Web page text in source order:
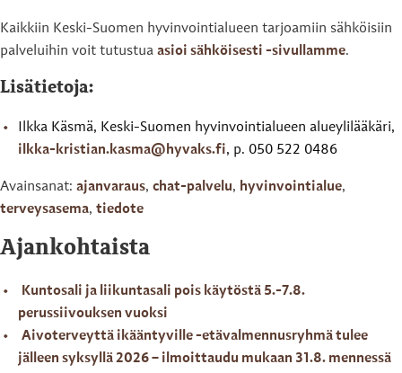
Kaikkiin Keski-Suomen hyvinvointialueen tarjoamiin sähköisiin
palveluihin voit tutustua asioi sähköisesti -sivullamme.
Lisätietoja:
Ilkka Käsmä, Keski-Suomen hyvinvointialueen alueylilääkäri,
ilkka-kristian.kasma@hyvaks.fi, p. 050 522 0486
Avainsanat: ajanvaraus, chat-palvelu, hyvinvointialue,
terveysasema, tiedote
Ajankohtaista
Kuntosali ja liikuntasali pois käytöstä 5.-7.8.
perussiivouksen vuoksi
Aivoterveyttä ikääntyville -etävalmennusryhmä tulee
jälleen syksyllä 2026 – ilmoittaudu mukaan 31.8. mennessä